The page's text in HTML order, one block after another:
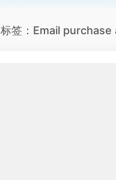
标签：Email purchase